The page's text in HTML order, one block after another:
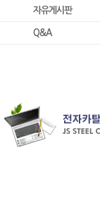
자유게시판
Q&A